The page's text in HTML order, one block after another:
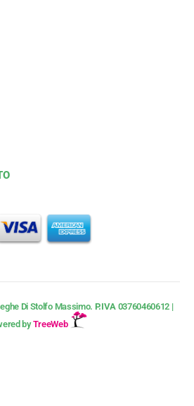
Di Stolfo Massimo. P.IVA 03760460612 |
byTreeWeb